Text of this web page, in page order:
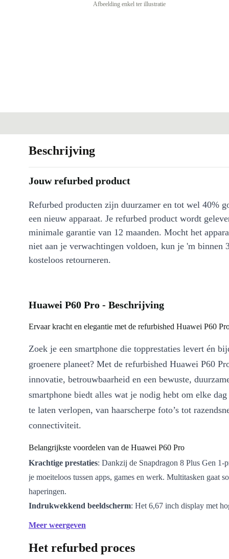
Afbeelding enkel ter illustratie
Beschrijving
Jouw refurbed product
Refurbed producten zijn duurzamer en tot wel 40%
een nieuw apparaat. Je refurbed product wordt
minimale garantie van 12 maanden. Mocht het
niet aan je verwachtingen voldoen, kun je 'm binnen
kosteloos retourneren.
Huawei P60 Pro - Beschrijving
Ervaar kracht en elegantie met de refurbished Huawei P60
Zoek je een smartphone die topprestaties levert én
groenere planeet? Met de refurbished Huawei P60
innovatie, betrouwbaarheid en een bewuste,
smartphone biedt alles wat je nodig hebt om elke dag
te laten verlopen, van haarscherpe foto’s tot
connectiviteit.
Belangrijkste voordelen van de Huawei P60 Pro
Krachtige prestaties: Dankzij de Snapdragon 8 Plus Gen 1-
je moeiteloos tussen apps, games en werk. Multitasken gaat
haperingen.
Indrukwekkend beeldscherm: Het 6,67 inch display met
Veelzijdige camera’s : Leg elk moment vast met de 48 MP
Meer weergeven
Het refurbed proces